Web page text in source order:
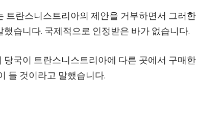
란스니스트리아의 제안을 거부하면서 그러
습니다. 국제적으로 인정받은 바가 없습니다.
국이 트란스니스트리아에 다른 곳에서 구매
들 것이라고 말했습니다.